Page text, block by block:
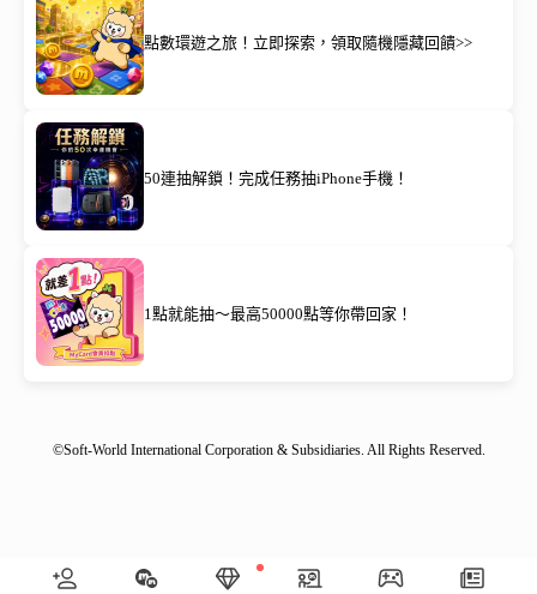
點數環遊之旅！立即探索，領取隨機隱藏回饋>>
50連抽解鎖！完成任務抽iPhone手機！
1點就能抽～最高50000點等你帶回家！
©Soft-World International Corporation & Subsidiaries. All Rights Reserved.